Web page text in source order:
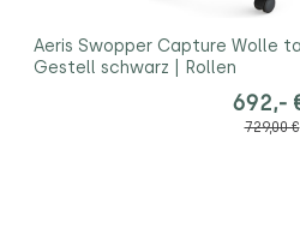
Aeris Swopper Capture Wolle
Gestell schwarz | Rollen
692,-
729,00 €